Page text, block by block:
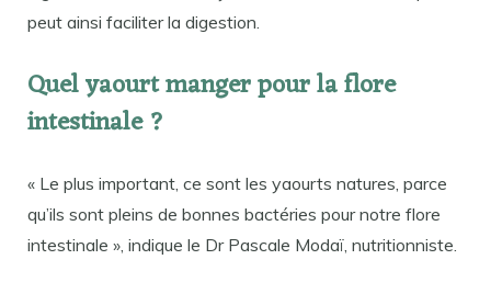
peut ainsi faciliter la digestion.
Quel yaourt manger pour la flore
intestinale ?
« Le plus important, ce sont les yaourts natures, parce
qu’ils sont pleins de bonnes bactéries pour notre flore
intestinale », indique le Dr Pascale Modaï, nutritionniste.